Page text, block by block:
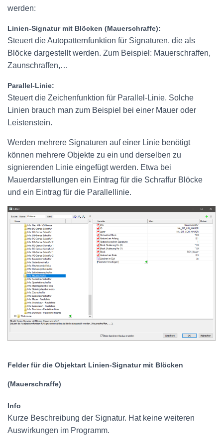
werden:
Linien-Signatur mit Blöcken (Mauerschraffe):
Steuert die Autopatternfunktion für Signaturen, die als
Blöcke dargestellt werden. Zum Beispiel: Mauerschraffen,
Zaunschraffen,…
Parallel-Linie:
Steuert die Zeichenfunktion für Parallel-Linie. Solche
Linien brauch man zum Beispiel bei einer Mauer oder
Leistenstein.
Werden mehrere Signaturen auf einer Linie benötigt
können mehrere Objekte zu ein und derselben zu
signierenden Linie eingefügt werden. Etwa bei
Mauerdarstellungen ein Eintrag für die Schraffur Blöcke
und ein Eintrag für die Parallellinie.
Felder für die Objektart Linien-Signatur mit Blöcken
(Mauerschraffe)
Info
Kurze Beschreibung der Signatur. Hat keine weiteren
Auswirkungen im Programm.